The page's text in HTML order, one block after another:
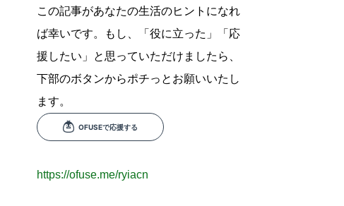
この記事があなたの生活のヒントになれ
ば幸いです。もし、「役に立った」「応
援したい」と思っていただけましたら、
下部のボタンからポチっとお願いいたし
ます。
https://ofuse.me/ryiacn